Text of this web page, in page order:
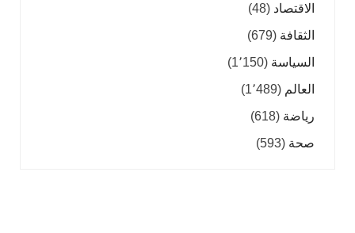
الاقتصاد (48)
الثقافة (679)
السياسة (1٬150)
العالم (1٬489)
رياضة (618)
صحة (593)